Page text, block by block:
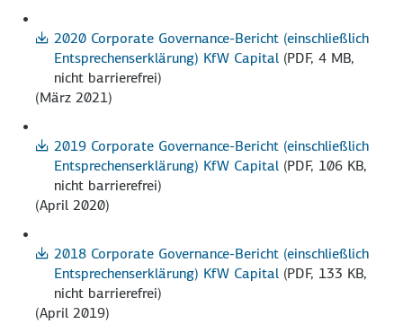
2020 Corporate Governance-Bericht (einschließlich
Entsprechenserklärung) KfW Capital (PDF, 4 MB,
nicht barrierefrei)
(März 2021)
2019 Corporate Governance-Bericht (einschließlich
Entsprechenserklärung) KfW Capital (PDF, 106 KB,
nicht barrierefrei)
(April 2020)
2018 Corporate Governance-Bericht (einschließlich
Entsprechenserklärung) KfW Capital (PDF, 133 KB,
nicht barrierefrei)
(April 2019)